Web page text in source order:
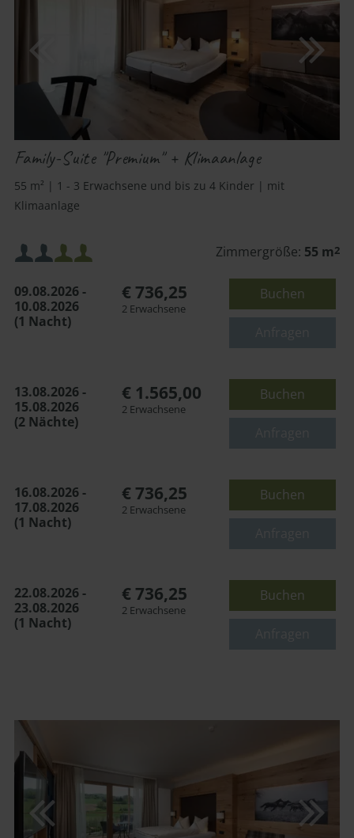
Family-Suite "Premium" + Klimaanlage
55 m² | 1 - 3 Erwachsene und bis zu 4 Kinder | mit
Klimaanlage
Mindestbelegung:
Maximalbelegung:
Zimmergröße: 55 m2
09.08.2026 -
10.08.2026
(1 Nacht)
€ 736,25
2 Erwachsene
Buchen
13.08.2026 -
15.08.2026
(2 Nächte)
€ 1.565,00
2 Erwachsene
Buchen
16.08.2026 -
17.08.2026
(1 Nacht)
€ 736,25
2 Erwachsene
Buchen
22.08.2026 -
23.08.2026
(1 Nacht)
€ 736,25
2 Erwachsene
Buchen